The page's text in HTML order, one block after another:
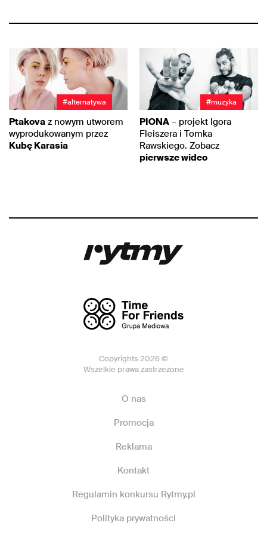
#alternatywa
Ptakova z nowym utworem
wyprodukowanym przez
Kubę Karasia
#muzyka
PIONA – projekt Igora
Fleiszera i Tomka
Rawskiego. Zobacz
pierwsze wideo
Copyrights 2026 ©
Wszelkie prawa zastrzeżone
O nas
Promocja
Reklama
Kontakt
Regulamin konkursu Rytmy.pl
Polityka prywatności